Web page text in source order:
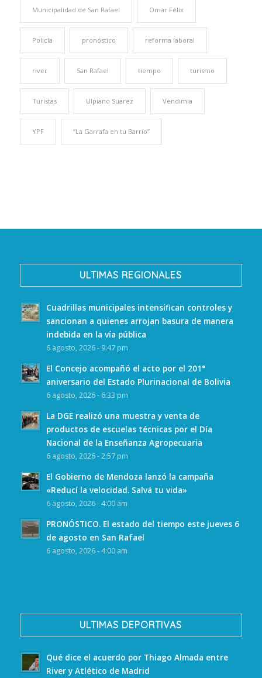
Municipalidad de San Rafael Omar Félix
Policía pronóstico reforma laboral
river San Rafael tiempo turismo
Turistas Ulpiano Suarez Vendimia
YPF “La Garrafa en tu Barrio”
ULTIMAS REGIONALES
Cuadrillas municipales intensifican controles y
sancionan a quienes arrojan basura de manera
indebida en la vía pública
6 agosto, 2026 - 9:47 pm
El Concejo acompañó el acto por el 201°
aniversario del Estado Plurinacional de Bolivia
6 agosto, 2026 - 6:33 pm
La DGE realizó una muestra y venta de
productos de escuelas técnicas por el Día
Nacional de la Enseñanza Agropecuaria
6 agosto, 2026 - 2:57 pm
El Gobierno de Mendoza lanzó la campaña
«Reducí la velocidad. Salvá tu vida»
6 agosto, 2026 - 4:00 am
PRONÓSTICO. El estado del tiempo este jueves 6
de agosto en San Rafael
6 agosto, 2026 - 4:00 am
ULTIMAS DEPORTIVAS
Qué dice el acuerdo por Thiago Almada entre
River y Atlético de Madrid